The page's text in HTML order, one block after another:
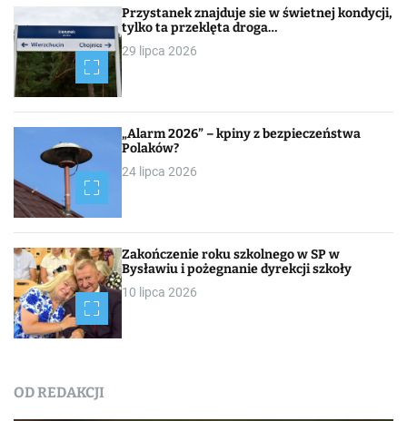
Przystanek znajduje sie w świetnej kondycji,
tylko ta przeklęta droga…
29 lipca 2026
„Alarm 2026” – kpiny z bezpieczeństwa
Polaków?
24 lipca 2026
Zakończenie roku szkolnego w SP w
Bysławiu i pożegnanie dyrekcji szkoły
10 lipca 2026
OD REDAKCJI